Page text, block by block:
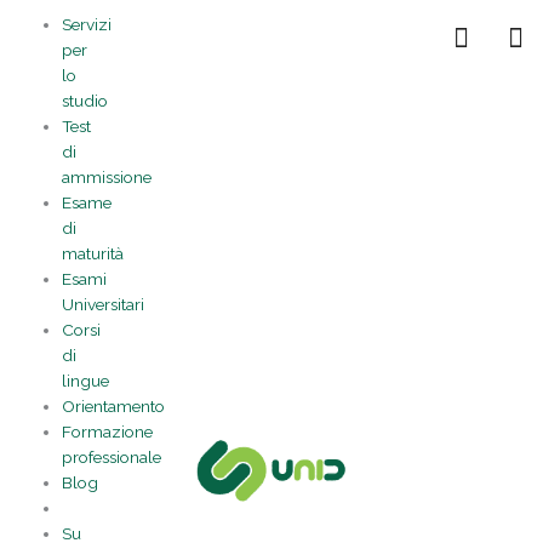
contenuto
Servizi
per
lo
studio
Test
di
ammissione
Esame
di
maturità
Esami
Universitari
Corsi
di
lingue
Orientamento
Formazione
professionale
Blog
Su